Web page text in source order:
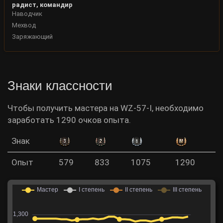
радист, командир
Наводчик
Мехвод
Заряжающий
Знаки классности
Чтобы получить мастера на WZ-57-I, необходимо
заработать 1290 очков опыта.
Знак
Опыт 579 833 1075 1290